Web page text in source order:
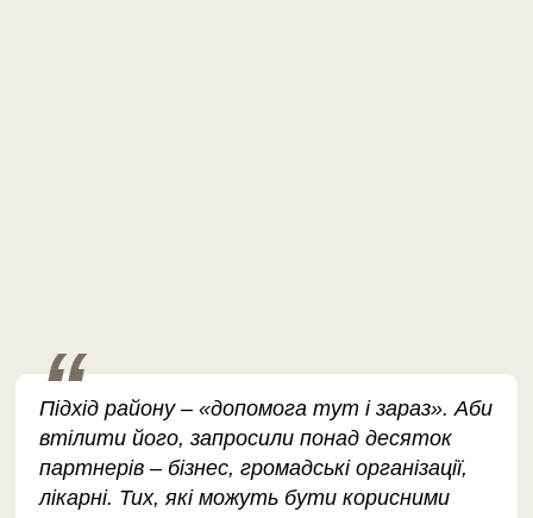
Підхід району – «допомога тут і зараз». Аби
втілити його, запросили понад десяток
партнерів – бізнес, громадські організації,
лікарні. Тих, які можуть бути корисними